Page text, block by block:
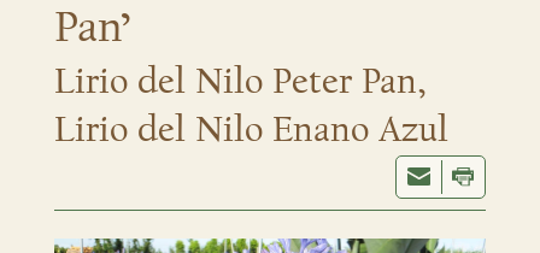
Pan’
Lirio del Nilo Peter Pan,
Lirio del Nilo Enano Azul